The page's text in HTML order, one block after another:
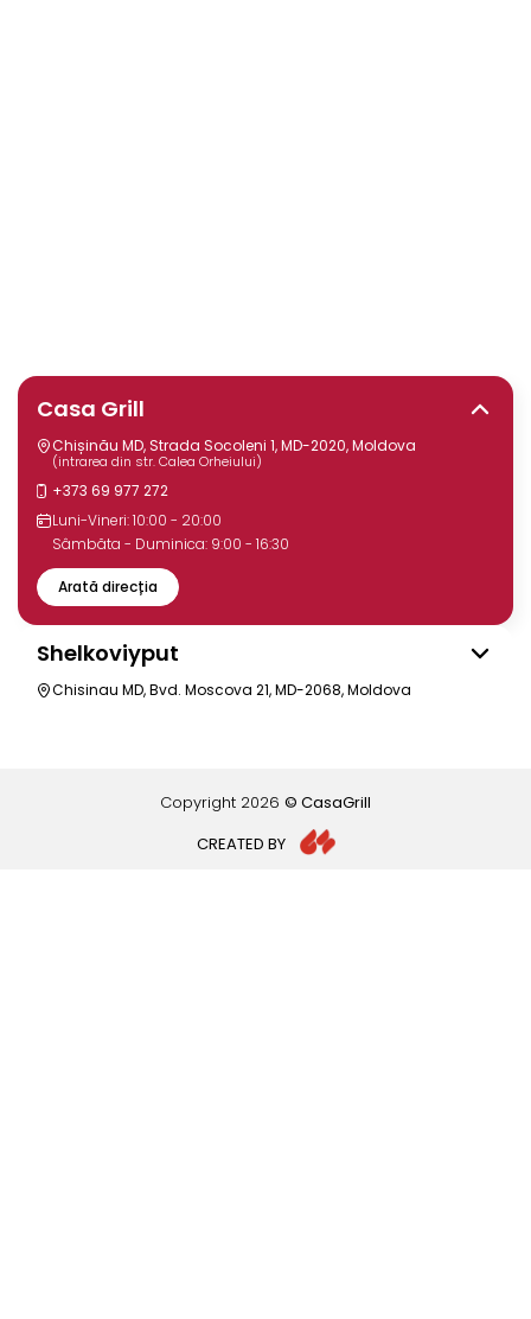
Casa Grill
Chișinău MD, Strada Socoleni 1, MD-2020, Moldova
(intrarea din str. Calea Orheiului)
+373 69 977 272
Luni-Vineri: 10:00 - 20:00
Sâmbăta - Duminica: 9:00 - 16:30
Arată direcția
Shelkoviyput
Chisinau MD, Bvd. Moscova 21, MD-2068, Moldova
Copyright 2026 © CasaGrill
CREATED BY